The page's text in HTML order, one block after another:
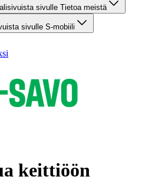
sivulle Tietoa meistä
sivulle S-mobiili
keittiöön